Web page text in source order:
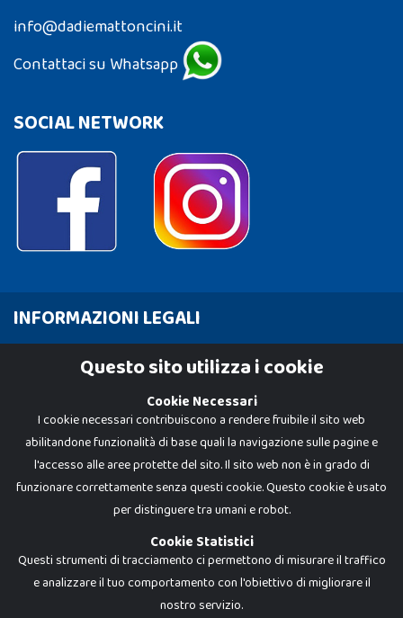
info@dadiemattoncini.it
Contattaci su Whatsapp
SOCIAL NETWORK
INFORMAZIONI LEGALI
Cookie Policy
Dadi e Mattoncini è un brand di Giocabene Srl. Ogni riproduzione o utilizzo non
Questo sito utilizza i cookie
Cookie Necessari
I cookie necessari contribuiscono a rendere fruibile il sito web
abilitandone funzionalità di base quali la navigazione sulle pagine e
l'accesso alle aree protette del sito. Il sito web non è in grado di
funzionare correttamente senza questi cookie. Questo cookie è usato
per distinguere tra umani e robot.
Cookie Statistici
Questi strumenti di tracciamento ci permettono di misurare il traffico
e analizzare il tuo comportamento con l'obiettivo di migliorare il
nostro servizio.